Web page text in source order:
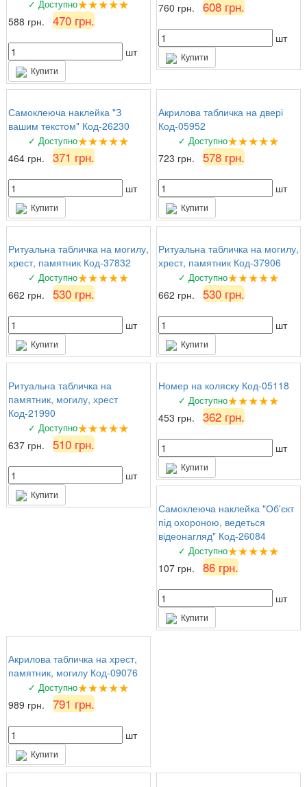
✓ Доступно★★★★★
588 грн. 470 грн.
шт
Купити
760 грн. 608 грн.
шт
Купити
Самоклеюча наклейка "З
вашим текстом" Код-26230
✓ Доступно★★★★★
464 грн. 371 грн.
шт
Купити
Акрилова табличка на двері
Код-05952
✓ Доступно★★★★★
723 грн. 578 грн.
шт
Купити
Ритуальна табличка на могилу,
хрест, памятник Код-37832
✓ Доступно★★★★★
662 грн. 530 грн.
шт
Купити
Ритуальна табличка на могилу,
хрест, памятник Код-37906
✓ Доступно★★★★★
662 грн. 530 грн.
шт
Купити
Ритуальна табличка на
памятник, могилу, хрест
Код-21990
✓ Доступно★★★★★
637 грн. 510 грн.
шт
Купити
Номер на коляску Код-05118
✓ Доступно★★★★★
453 грн. 362 грн.
шт
Купити
Самоклеюча наклейка "Об'єкт
під охороною, ведеться
відеонагляд" Код-26084
✓ Доступно★★★★★
107 грн. 86 грн.
шт
Купити
Акрилова табличка на хрест,
памятник, могилу Код-09076
✓ Доступно★★★★★
989 грн. 791 грн.
шт
Купити